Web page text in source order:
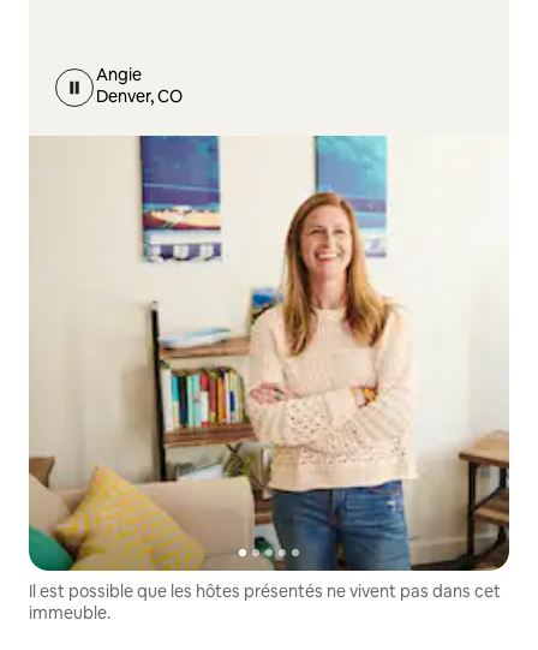
Angie
Denver, CO
Il est possible que les hôtes présentés ne vivent pas dans cet
immeuble.